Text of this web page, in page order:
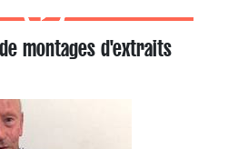
montages d'extraits